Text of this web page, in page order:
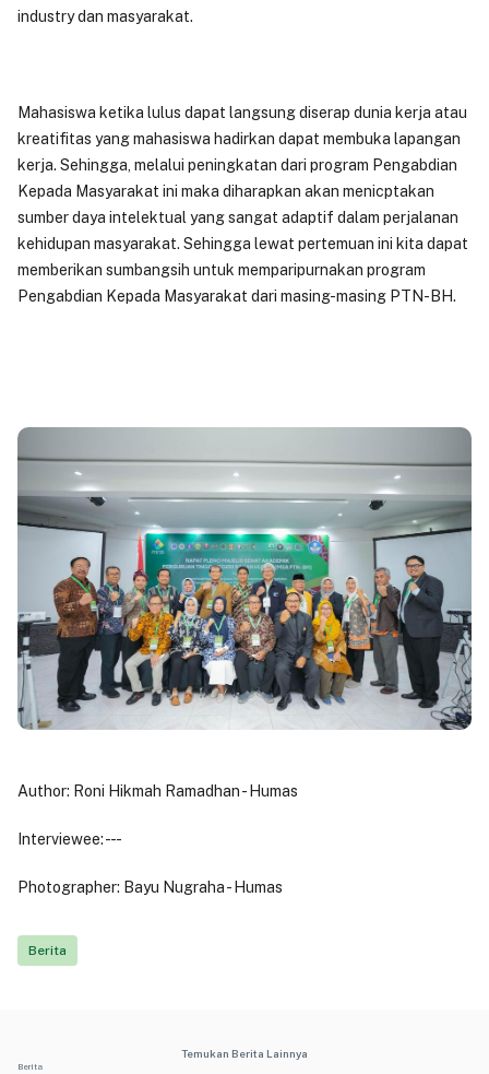
industry dan masyarakat.
Mahasiswa ketika lulus dapat langsung diserap dunia kerja atau
kreatifitas yang mahasiswa hadirkan dapat membuka lapangan
kerja. Sehingga, melalui peningkatan dari program Pengabdian
Kepada Masyarakat ini maka diharapkan akan menicptakan
sumber daya intelektual yang sangat adaptif dalam perjalanan
kehidupan masyarakat. Sehingga lewat pertemuan ini kita dapat
memberikan sumbangsih untuk memparipurnakan program
Pengabdian Kepada Masyarakat dari masing-masing PTN-BH.
Author: Roni Hikmah Ramadhan - Humas
Interviewee: - - -
Photographer: Bayu Nugraha - Humas
Berita
Temukan Berita Lainnya
Berita